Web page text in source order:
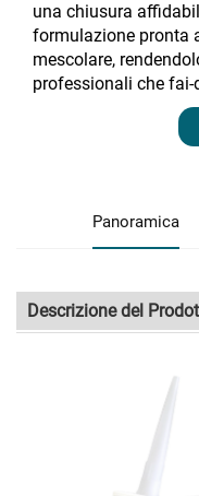
una chiusura
formulazione pronta
mescolare,
professionali che fai-
Panoramica
Descrizione del